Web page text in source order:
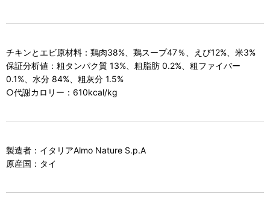
チキンとエビ原材料：鶏肉38%、鶏スープ47％、えび12%、米3%
保証分析値：粗タンパク質 13%、粗脂肪 0.2%、粗ファイバー
0.1%、水分 84%、粗灰分 1.5%
○代謝カロリー：610kcal/kg
製造者：イタリアAlmo Nature S.p.A
原産国：タイ